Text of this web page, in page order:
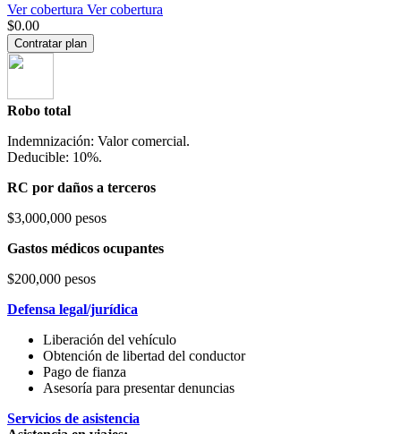
Ver cobertura Ver cobertura
$0.00
Contratar plan
Robo total
Indemnización: Valor comercial.
Deducible: 10%.
RC por daños a terceros
$3,000,000 pesos
Gastos médicos ocupantes
$200,000 pesos
Defensa legal/jurídica
Liberación del vehículo
Obtención de libertad del conductor
Pago de fianza
Asesoría para presentar denuncias
Servicios de asistencia